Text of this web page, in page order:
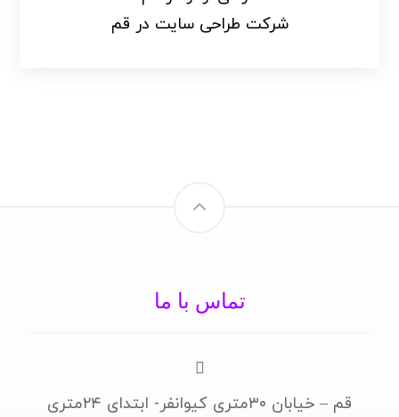
شرکت طراحی سایت در قم
تماس با ما
قم – خیابان ۳۰متری کیوانفر- ابتدای ۲۴متری